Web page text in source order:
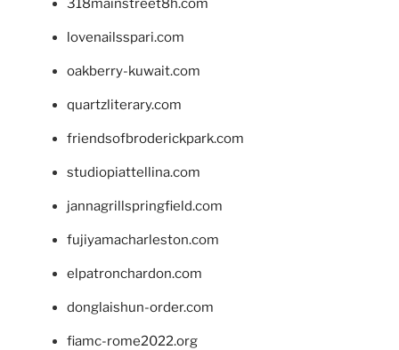
318mainstreet8h.com
lovenailsspari.com
oakberry-kuwait.com
quartzliterary.com
friendsofbroderickpark.com
studiopiattellina.com
jannagrillspringfield.com
fujiyamacharleston.com
elpatronchardon.com
donglaishun-order.com
fiamc-rome2022.org